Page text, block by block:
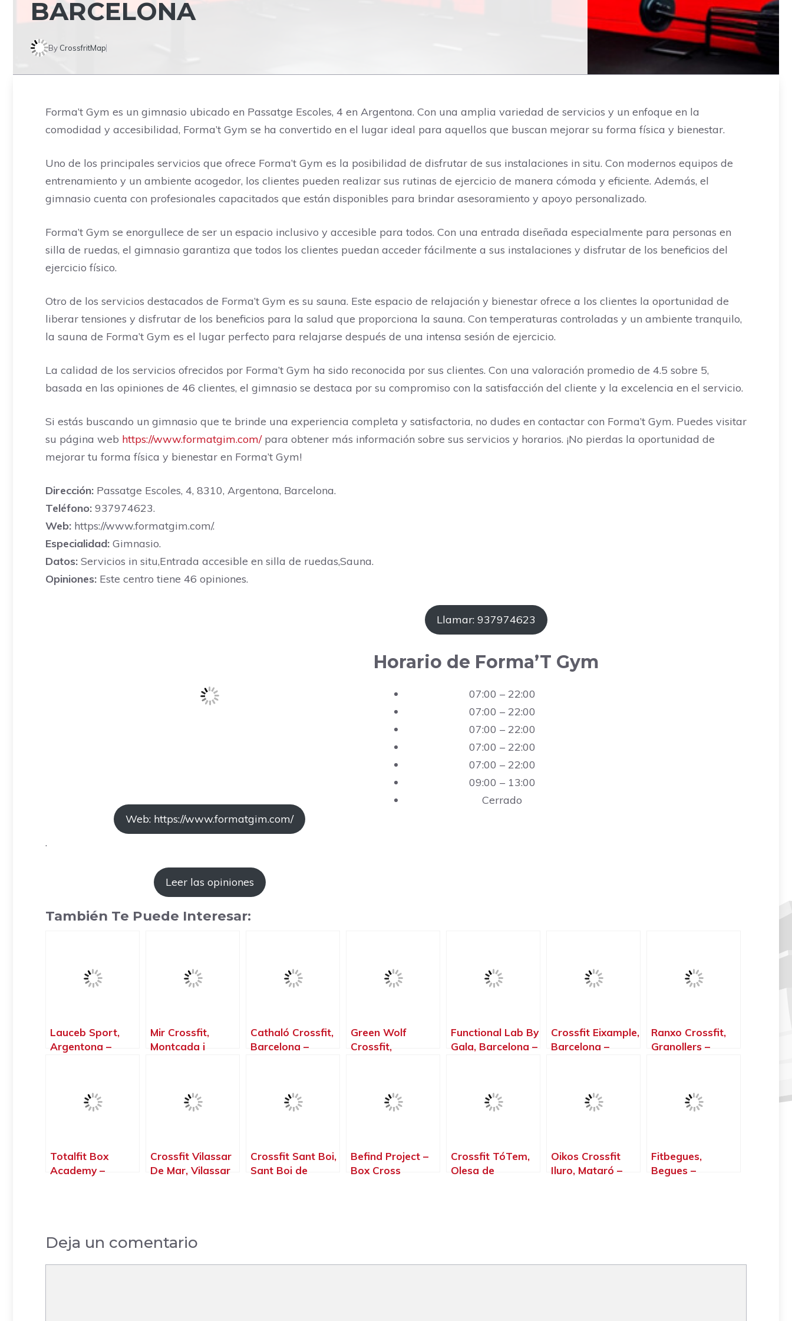
BARCELONA
By CrossfritMap
Forma’t Gym es un gimnasio ubicado en Passatge Escoles, 4 en Argentona. Con una amplia variedad de servicios y un enfoque en la
comodidad y accesibilidad, Forma’t Gym se ha convertido en el lugar ideal para aquellos que buscan mejorar su forma física y bienestar.
Uno de los principales servicios que ofrece Forma’t Gym es la posibilidad de disfrutar de sus instalaciones in situ. Con modernos equipos de
entrenamiento y un ambiente acogedor, los clientes pueden realizar sus rutinas de ejercicio de manera cómoda y eficiente. Además, el
gimnasio cuenta con profesionales capacitados que están disponibles para brindar asesoramiento y apoyo personalizado.
Forma’t Gym se enorgullece de ser un espacio inclusivo y accesible para todos. Con una entrada diseñada especialmente para personas en
silla de ruedas, el gimnasio garantiza que todos los clientes puedan acceder fácilmente a sus instalaciones y disfrutar de los beneficios del
ejercicio físico.
Otro de los servicios destacados de Forma’t Gym es su sauna. Este espacio de relajación y bienestar ofrece a los clientes la oportunidad de
liberar tensiones y disfrutar de los beneficios para la salud que proporciona la sauna. Con temperaturas controladas y un ambiente tranquilo,
la sauna de Forma’t Gym es el lugar perfecto para relajarse después de una intensa sesión de ejercicio.
La calidad de los servicios ofrecidos por Forma’t Gym ha sido reconocida por sus clientes. Con una valoración promedio de 4.5 sobre 5,
basada en las opiniones de 46 clientes, el gimnasio se destaca por su compromiso con la satisfacción del cliente y la excelencia en el servicio.
Si estás buscando un gimnasio que te brinde una experiencia completa y satisfactoria, no dudes en contactar con Forma’t Gym. Puedes visitar
su página web https://www.formatgim.com/para obtener más información sobre sus servicios y horarios. ¡No pierdas la oportunidad de
mejorar tu forma física y bienestar en Forma’t Gym!
Dirección: Passatge Escoles, 4, 8310, Argentona, Barcelona.
Teléfono: 937974623.
Web: https://www.formatgim.com/.
Especialidad: Gimnasio.
Datos: Servicios in situ,Entrada accesible en silla de ruedas,Sauna.
Opiniones: Este centro tiene 46 opiniones.
Web: https://www.formatgim.com/
.
Leer las opiniones
Llamar: 937974623
Horario de Forma’T Gym
07:00 – 22:00
07:00 – 22:00
07:00 – 22:00
07:00 – 22:00
07:00 – 22:00
09:00 – 13:00
Cerrado
También Te Puede Interesar:
Lauceb Sport,
Argentona –
Mir Crossfit,
Montcada i
Cathaló Crossfit,
Barcelona –
Green Wolf
Crossfit,
Functional Lab By
Gala, Barcelona –
Crossfit Eixample,
Barcelona –
Ranxo Crossfit,
Granollers –
Totalfit Box
Academy –
Crossfit Vilassar
De Mar, Vilassar
Crossfit Sant Boi,
Sant Boi de
Befind Project –
Box Cross
Crossfit TóTem,
Olesa de
Oikos Crossfit
Iluro, Mataró –
Fitbegues,
Begues –
Deja un comentario